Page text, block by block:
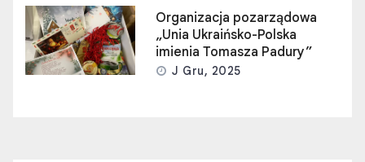
Organizacja pozarządowa
„Unia Ukraińsko-Polska
imienia Tomasza Padury”
J Gru, 2025